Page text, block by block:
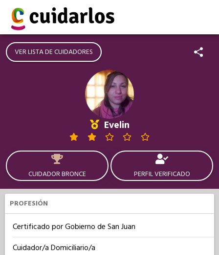
VER LISTA DE CUIDADORES
Evelin
CUIDADOR BRONCE PERFIL VERIFICADO
PROFESIÓN
Certificado por Gobierno de San Juan
Cuidador/a Domiciliario/a